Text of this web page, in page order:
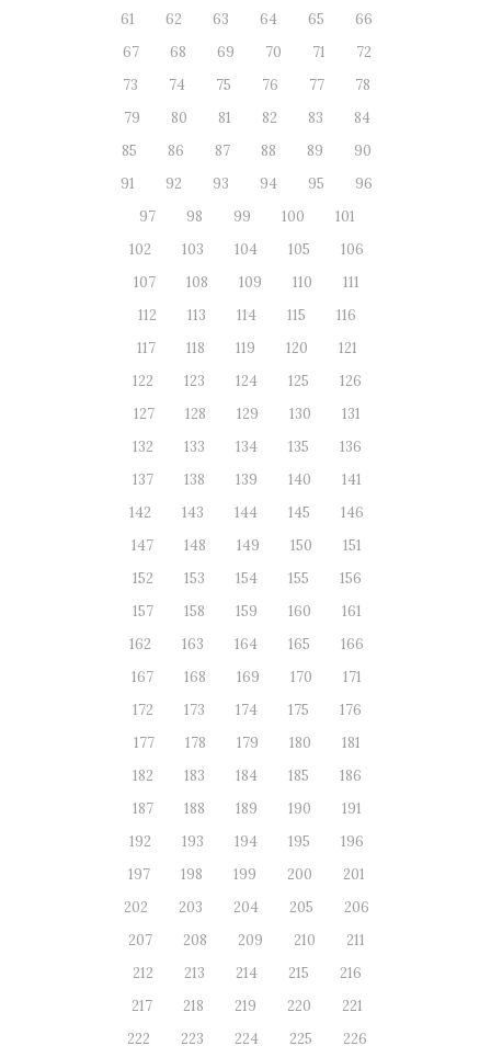
61
62 63 64 65
66
67
68 69 70 71
72
73
74 75 76 77
78
79
80 81 82 83
84
85
86 87 88 89
90
91
92 93 94 95
96
97
98 99 100
101
102
103 104 105
106
107
108 109 110
111
112
113 114 115
116
117
118 119 120
121
122
123 124 125
126
127
128 129 130
131
132
133 134 135
136
137
138 139 140
141
142
143 144 145
146
147
148 149 150
151
152
153 154 155
156
157
158 159 160
161
162
163 164 165
166
167
168 169 170
171
172
173 174 175
176
177
178 179 180
181
182
183 184 185
186
187
188 189 190
191
192
193 194 195
196
197
198 199 200
201
202
203 204 205
206
207
208 209 210
211
212
213 214 215
216
217
218 219 220
221
222
223 224 225
226